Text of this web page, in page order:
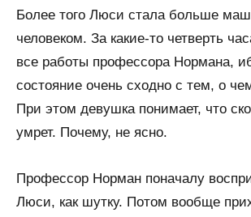
Более того Люси стала больше
человеком. За какие-то четверть
все работы профессора Нормана,
состояние очень сходно с тем, о
При этом девушка понимает, что
умрет. Почему, не ясно.
Профессор Норман поначалу
Люси, как шутку. Потом вообще